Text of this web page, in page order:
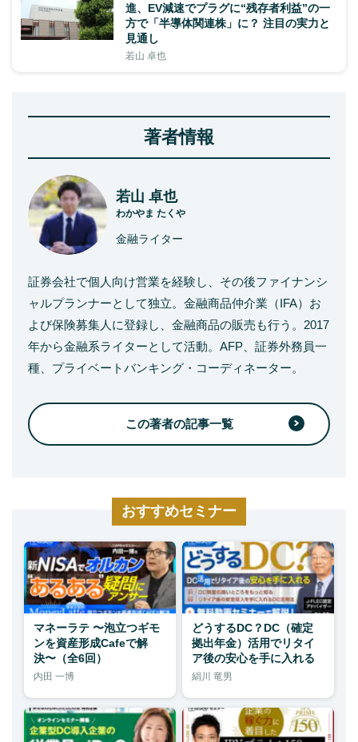
進、EV減速でプラグに“残存者利益”の一
方で「半導体関連株」に？ 注目の実力と
見通し
若山 卓也
著者情報
若山 卓也
わかやま たくや
金融ライター
証券会社で個人向け営業を経験し、その後ファイナンシ
ャルプランナーとして独立。金融商品仲介業（IFA）お
よび保険募集人に登録し、金融商品の販売も行う。2017
年から金融系ライターとして活動。AFP、証券外務員一
種、プライベートバンキング・コーディネーター。
この著者の記事一覧
おすすめセミナー
マネーラテ 〜泡立つギモ
ンを資産形成Cafeで解
決〜（全6回）
内田 一博
どうするDC？DC（確定
拠出年金）活用でリタイ
ア後の安心を手に入れる
絹川 竜男